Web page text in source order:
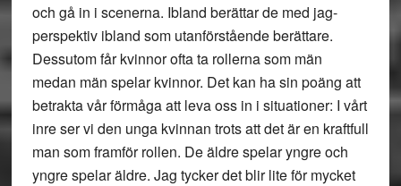
och gå in i scenerna. Ibland berättar de med jag-
perspektiv ibland som utanförstående berättare.
Dessutom får kvinnor ofta ta rollerna som män
medan män spelar kvinnor. Det kan ha sin poäng att
betrakta vår förmåga att leva oss in i situationer: I vårt
inre ser vi den unga kvinnan trots att det är en kraftfull
man som framför rollen. De äldre spelar yngre och
yngre spelar äldre. Jag tycker det blir lite för mycket